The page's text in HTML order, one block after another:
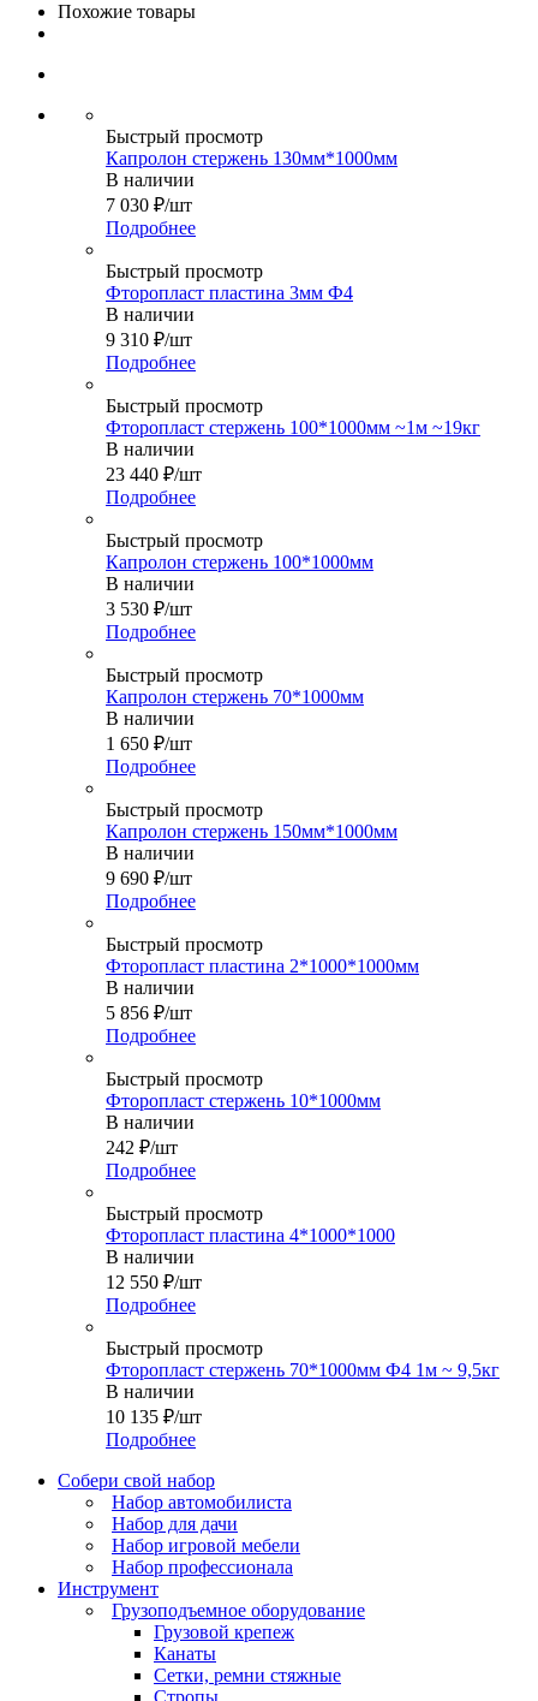
Похожие товары
Быстрый просмотр
Капролон стержень 130мм*1000мм
В наличии
7 030 ₽/шт
Подробнее
Быстрый просмотр
Фторопласт пластина 3мм Ф4
В наличии
9 310 ₽/шт
Подробнее
Быстрый просмотр
Фторопласт стержень 100*1000мм ~1м ~19кг
В наличии
23 440 ₽/шт
Подробнее
Быстрый просмотр
Капролон стержень 100*1000мм
В наличии
3 530 ₽/шт
Подробнее
Быстрый просмотр
Капролон стержень 70*1000мм
В наличии
1 650 ₽/шт
Подробнее
Быстрый просмотр
Капролон стержень 150мм*1000мм
В наличии
9 690 ₽/шт
Подробнее
Быстрый просмотр
Фторопласт пластина 2*1000*1000мм
В наличии
5 856 ₽/шт
Подробнее
Быстрый просмотр
Фторопласт стержень 10*1000мм
В наличии
242 ₽/шт
Подробнее
Быстрый просмотр
Фторопласт пластина 4*1000*1000
В наличии
12 550 ₽/шт
Подробнее
Быстрый просмотр
Фторопласт стержень 70*1000мм Ф4 1м ~ 9,5кг
В наличии
10 135 ₽/шт
Подробнее
Собери свой набор
Набор автомобилиста
Набор для дачи
Набор игровой мебели
Набор профессионала
Инструмент
Грузоподъемное оборудование
Грузовой крепеж
Канаты
Сетки, ремни стяжные